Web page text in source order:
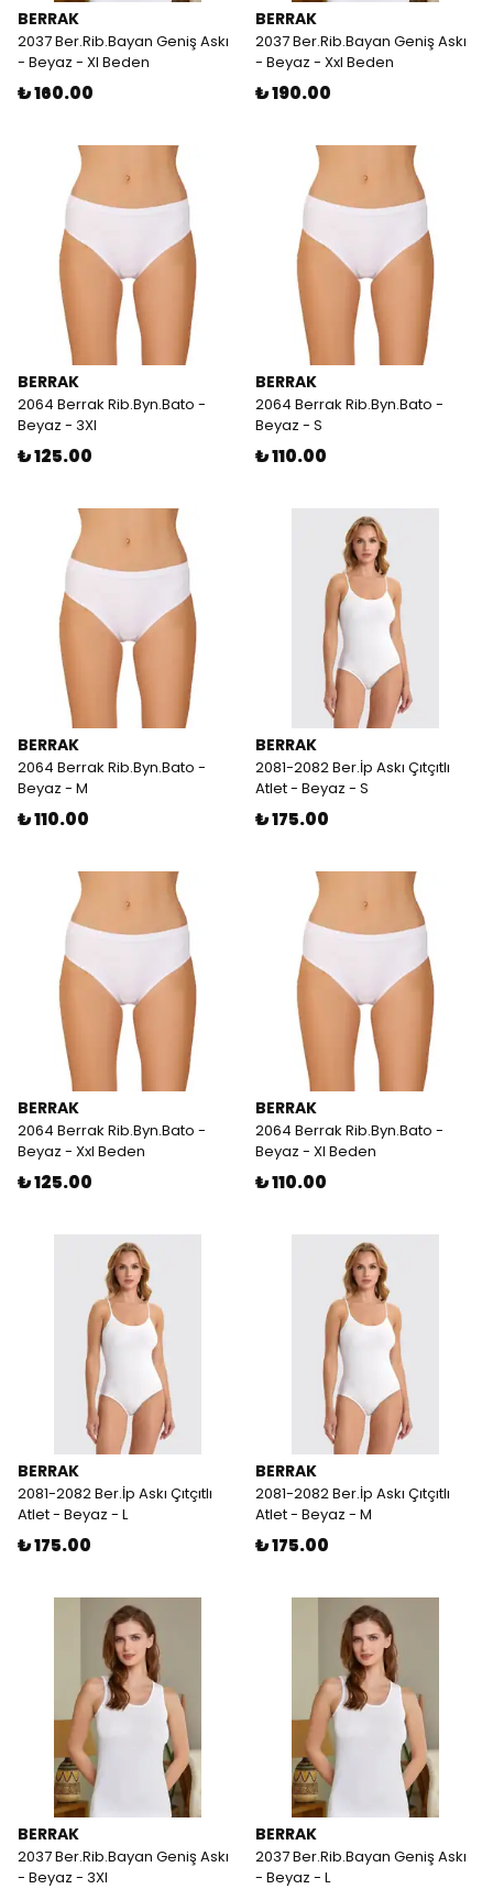
BERRAK
2037 Ber.Rib.Bayan Geniş Askı
- Beyaz - Xl Beden
₺ 160.00
BERRAK
2037 Ber.Rib.Bayan Geniş Askı
- Beyaz - Xxl Beden
₺ 190.00
BERRAK
2064 Berrak Rib.Byn.Bato -
Beyaz - 3Xl
₺ 125.00
BERRAK
2064 Berrak Rib.Byn.Bato -
Beyaz - S
₺ 110.00
BERRAK
2064 Berrak Rib.Byn.Bato -
Beyaz - M
₺ 110.00
BERRAK
2081-2082 Ber.İp Askı Çıtçıtlı
Atlet - Beyaz - S
₺ 175.00
BERRAK
2064 Berrak Rib.Byn.Bato -
Beyaz - Xxl Beden
₺ 125.00
BERRAK
2064 Berrak Rib.Byn.Bato -
Beyaz - Xl Beden
₺ 110.00
BERRAK
2081-2082 Ber.İp Askı Çıtçıtlı
Atlet - Beyaz - L
₺ 175.00
BERRAK
2081-2082 Ber.İp Askı Çıtçıtlı
Atlet - Beyaz - M
₺ 175.00
BERRAK
2037 Ber.Rib.Bayan Geniş Askı
- Beyaz - 3Xl
BERRAK
2037 Ber.Rib.Bayan Geniş Askı
- Beyaz - L